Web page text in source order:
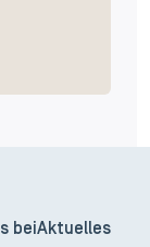
bei Aktuelles